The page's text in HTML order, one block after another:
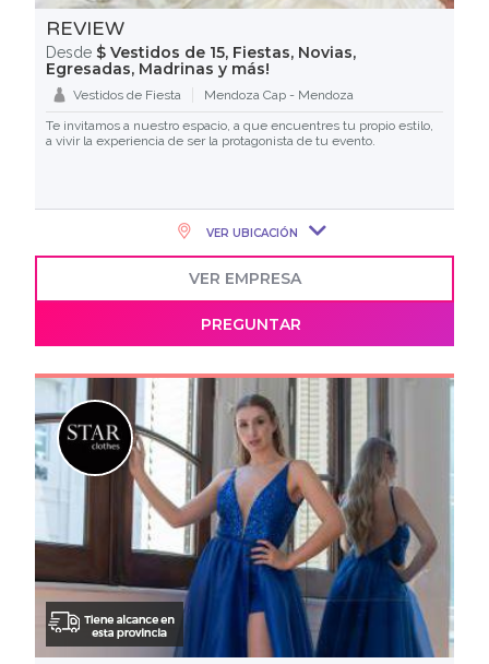
REVIEW
Desde $ Vestidos de 15, Fiestas, Novias,
Egresadas, Madrinas y más!
Vestidos de Fiesta
Mendoza Cap - Mendoza
Te invitamos a nuestro espacio, a que encuentres tu propio estilo,
a vivir la experiencia de ser la protagonista de tu evento.
VER UBICACIÓN
VER EMPRESA
PREGUNTAR